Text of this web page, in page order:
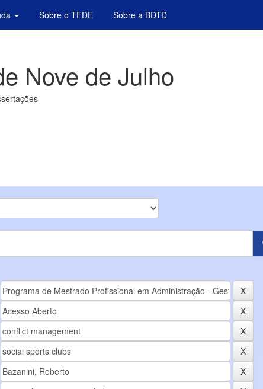
Sobre o TEDE Sobre a BDTD
Nove de Julho